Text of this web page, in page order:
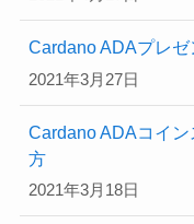
Cardano ADAプレ
2021年3月27日
Cardano ADAコイ
方
2021年3月18日